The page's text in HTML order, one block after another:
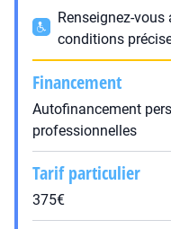
Renseignez-
conditions
Financement
Autofinancement
professionnelles
Tarif particulier
375€